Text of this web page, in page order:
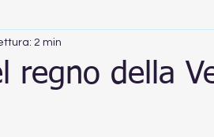
regno della
2 min